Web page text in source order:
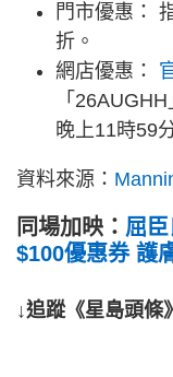
門市優惠：
折。
網店優惠：
「
晚上11時59
資料來源：
同場加映： 屈
$100優惠券 護
↓追蹤《星島頭